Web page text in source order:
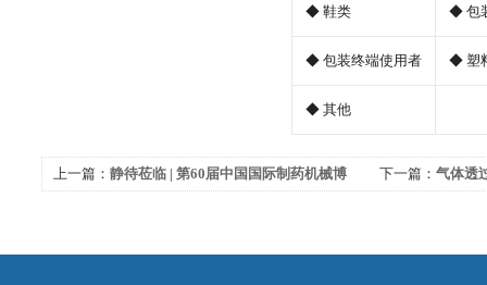
◆ 鞋类 ◆ 包
◆ 包装终端使用者 ◆ 塑
◆ 其他
上一篇： 静待莅临 | 第60届中国国际制药机械博
下一篇： 气体透